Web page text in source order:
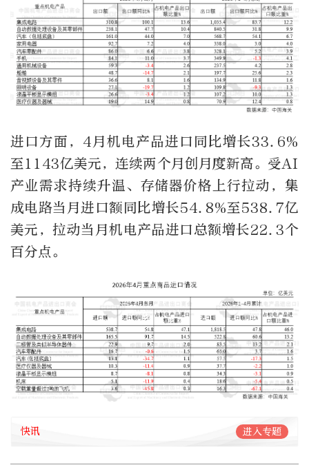
进口方面，4月机电产品进口同比增长33.6%
至1143亿美元，连续两个月创月度新高。受AI
产业需求持续升温、存储器价格上行拉动，集
成电路当月进口额同比增长54.8%至538.7亿
美元，拉动当月机电产品进口总额增长22.3个
百分点。
快讯 进入专题